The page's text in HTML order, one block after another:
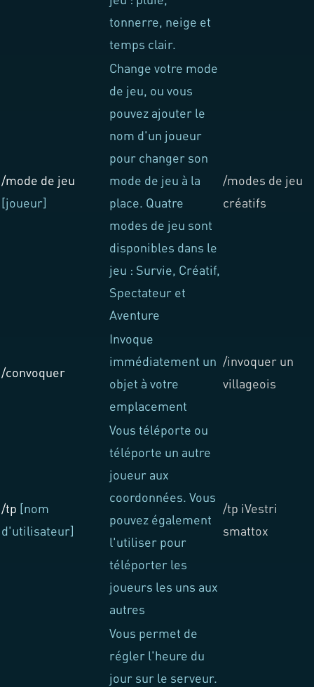
tonnerre, neige et
temps clair.
/mode de jeu
[joueur]
Change votre mode
de jeu, ou vous
pouvez ajouter le
nom d'un joueur
pour changer son
mode de jeu à la
place. Quatre
modes de jeu sont
disponibles dans le
jeu : Survie, Créatif,
Spectateur et
Aventure
/modes de jeu
créatifs
/convoquer
Invoque
immédiatement un
objet à votre
emplacement
/invoquer un
villageois
/tp [nom
d'utilisateur]
Vous téléporte ou
téléporte un autre
joueur aux
coordonnées. Vous
pouvez également
l'utiliser pour
téléporter les
joueurs les uns aux
autres
/tp iVestri
smattox
Vous permet de
régler l'heure du
jour sur le serveur.